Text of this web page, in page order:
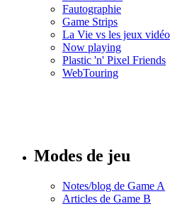
Fautographie
Game Strips
La Vie vs les jeux
Now playing
Plastic 'n' Pixel Friends
WebTouring
Modes de jeu
Notes/blog de Game A
Articles de Game B